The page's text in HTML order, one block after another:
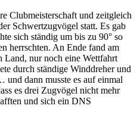
Clubmeisterschaft und zeitgleich
Schwertzugvögel statt. Es gab
sich ständig um bis zu 90° so
herrschten. An Ende fand am
Land, nur noch eine Wettfahrt
durch ständige Winddreher und
dann musste es auf einmal
es drei Zugvögel nicht mehr
und sich ein DNS